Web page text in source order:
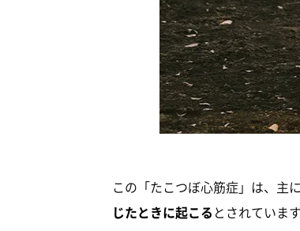
この「たこつぼ心筋症」は、主
じたときに起こる とされています